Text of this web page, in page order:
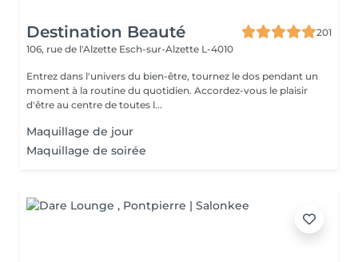
Destination Beauté
201
106, rue de l'Alzette Esch-sur-Alzette L-4010
Entrez dans l'univers du bien-être, tournez le dos pendant un
moment à la routine du quotidien. Accordez-vous le plaisir
d'être au centre de toutes l...
Maquillage de jour
Maquillage de soirée